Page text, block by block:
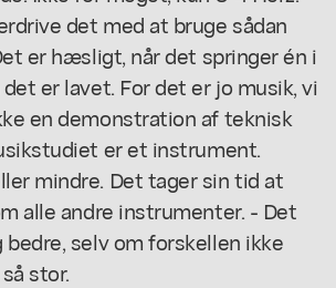
det med at bruge sådan
er hæsligt, når det springer én i
er lavet. For det er jo musik, vi
en demonstration af teknisk
er et instrument.
mindre. Det tager sin tid at
alle andre instrumenter. - Det
selv om forskellen ikke
stor.